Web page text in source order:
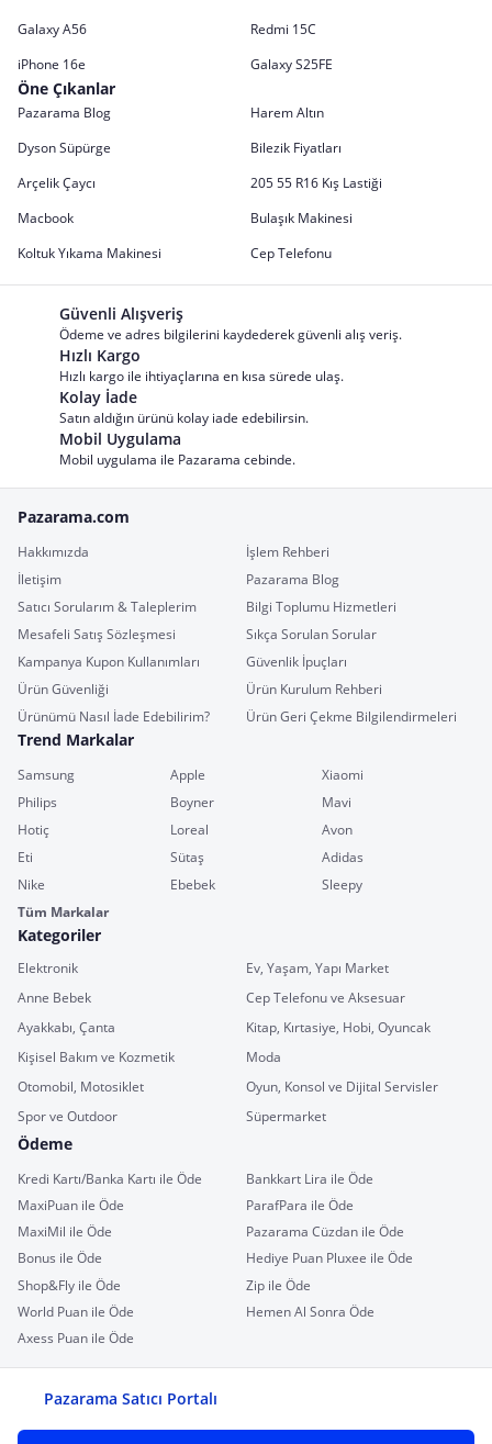
Galaxy A56
Redmi 15C
iPhone 16e
Galaxy S25FE
Öne Çıkanlar
Pazarama Blog
Harem Altın
Dyson Süpürge
Bilezik Fiyatları
Arçelik Çaycı
205 55 R16 Kış Lastiği
Macbook
Bulaşık Makinesi
Koltuk Yıkama Makinesi
Cep Telefonu
Güvenli Alışveriş
Ödeme ve adres bilgilerini kaydederek güvenli alış veriş.
Hızlı Kargo
Hızlı kargo ile ihtiyaçlarına en kısa sürede ulaş.
Kolay İade
Satın aldığın ürünü kolay iade edebilirsin.
Mobil Uygulama
Mobil uygulama ile Pazarama cebinde.
Pazarama.com
Hakkımızda
İşlem Rehberi
İletişim
Pazarama Blog
Satıcı Sorularım & Taleplerim
Bilgi Toplumu Hizmetleri
Mesafeli Satış Sözleşmesi
Sıkça Sorulan Sorular
Kampanya Kupon Kullanımları
Güvenlik İpuçları
Ürün Güvenliği
Ürün Kurulum Rehberi
Ürünümü Nasıl İade Edebilirim?
Ürün Geri Çekme Bilgilendirmeleri
Trend Markalar
Samsung Apple
Xiaomi
Philips
Boyner
Mavi
Hotiç
Loreal
Avon
Eti
Sütaş
Adidas
Nike
Ebebek
Sleepy
Tüm Markalar
Kategoriler
Elektronik
Ev, Yaşam, Yapı Market
Anne Bebek
Cep Telefonu ve Aksesuar
Ayakkabı, Çanta
Kitap, Kırtasiye, Hobi, Oyuncak
Kişisel Bakım ve Kozmetik
Moda
Otomobil, Motosiklet
Oyun, Konsol ve Dijital Servisler
Spor ve Outdoor
Süpermarket
Ödeme
Kredi Kartı/Banka Kartı ile Öde
Bankkart Lira ile Öde
MaxiPuan ile Öde
ParafPara ile Öde
MaxiMil ile Öde
Pazarama Cüzdan ile Öde
Bonus ile Öde
Hediye Puan Pluxee ile Öde
Shop&Fly ile Öde
Zip ile Öde
World Puan ile Öde
Hemen Al Sonra Öde
Axess Puan ile Öde
Pazarama Satıcı Portalı